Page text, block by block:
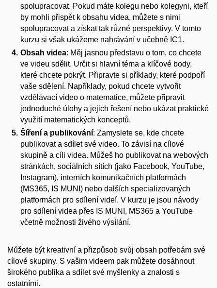
spolupracovat. Pokud máte kolegu nebo kolegyni, kteří
by mohli přispět k obsahu videa, můžete s nimi
spolupracovat a získat tak různé perspektivy. V tomto
kurzu si však ukážeme nahrávání v učebně IC1.
Obsah videa: Měj jasnou představu o tom, co chcete
ve videu sdělit. Určit si hlavní téma a klíčové body,
které chcete pokrýt. Připravte si příklady, které podpoří
vaše sdělení. Napříklady, pokud chcete vytvořit
vzdělávací video o matematice, můžete připravit
jednoduché úlohy a jejich řešení nebo ukázat praktické
využití matematických konceptů.
Šíření a publikování: Zamyslete se, kde chcete
publikovat a sdílet své video. To závisí na cílové
skupině a cíli videa. Můžeš ho publikovat na webových
stránkách, sociálních sítích (jako Facebook, YouTube,
Instagram), interních komunikačních platformách
(MS365, IS MUNI) nebo dalších specializovaných
platformách pro sdílení videí. V kurzu je jsou návody
pro sdílení videa přes IS MUNI, MS365 a YouTube
včetně možnosti živého výsílání.
Můžete být kreativní a přizpůsob svůj obsah potřebám své
cílové skupiny. S vašim videem pak můžete dosáhnout
širokého publika a sdílet své myšlenky a znalosti s
ostatními.